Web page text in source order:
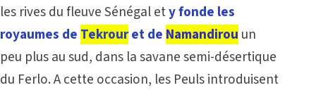
les rives du fleuve Sénégal ety fonde les
royaumes de Tekrouret de Namandirou un
peu plus au sud, dans la savane semi-désertique
du Ferlo. A cette occasion, les Peuls introduisent